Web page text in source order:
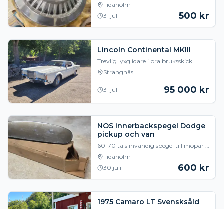
begagnad i bruksskick. 500kr Har
även en
Tidaholm
31 juli
500 kr
Lincoln Continental MKIII
Trevlig lyxglidare i bra bruksskick!
460-motor på 365 hk samt C6-låda
som går som en dröm! Bilen är
lackerad i vit pärle
Strängnäs
31 juli 95 000 kr
NOS innerbackspegel Dodge
pickup och van
60-70 tals invändig spegel till mopar ,
dodge pickup och van . Ny i kartong.
600kr Finns i Tidaholm, har mer NOS
dela
Tidaholm
30 juli
600 kr
1975 Camaro LT Svensksåld